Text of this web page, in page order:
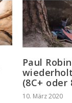
Paul
wiederholt
(8C+ oder
10. März 2020